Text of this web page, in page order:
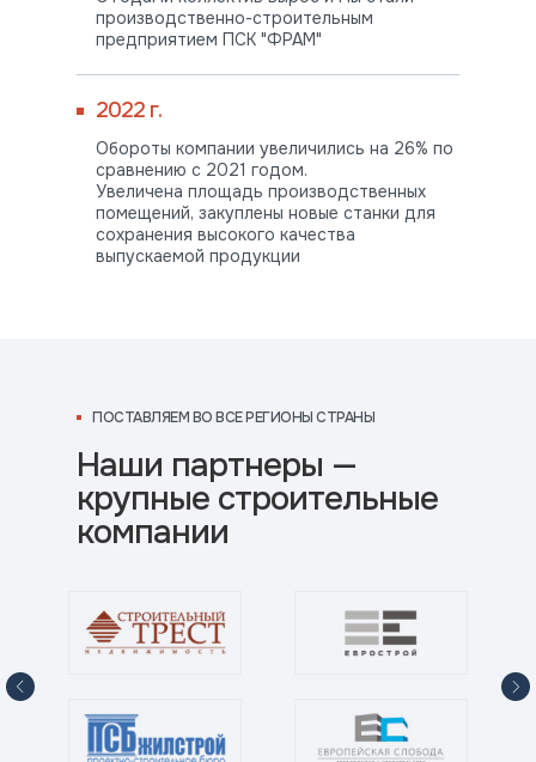
производственно-строительным
предприятием ПСК "ФРАМ"
2022 г.
Обороты компании увеличились на 26% по
сравнению с 2021 годом.
Увеличена площадь производственных
помещений, закуплены новые станки для
сохранения высокого качества
выпускаемой продукции
Наши партнеры —
крупные строительные
компании
ПОСТАВЛЯЕМ
ВО ВСЕ РЕГИОНЫ СТРАНЫ
ПОСТАВЛЯЕМ ВО ВСЕ РЕГИОНЫ СТРАНЫ